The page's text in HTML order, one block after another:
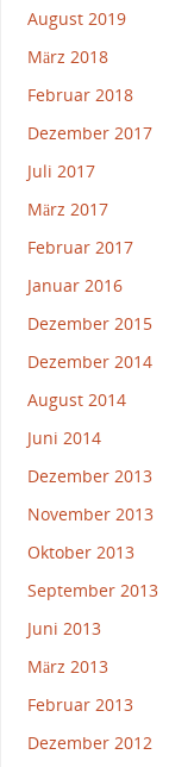
August 2019
März 2018
Februar 2018
Dezember 2017
Juli 2017
März 2017
Februar 2017
Januar 2016
Dezember 2015
Dezember 2014
August 2014
Juni 2014
Dezember 2013
November 2013
Oktober 2013
September 2013
Juni 2013
März 2013
Februar 2013
Dezember 2012